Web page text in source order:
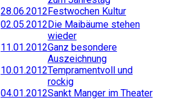
28.06.2012Festwochen Kultur
02.05.2012Die Maibäume stehen
wieder
11.01.2012Ganz besondere
Auszeichnung
10.01.2012Tempramentvoll und
rockig
04.01.2012Sankt Manger im Theater